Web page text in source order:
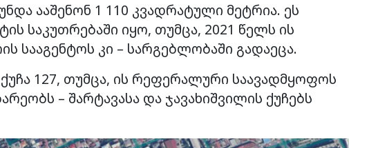
ააშენონ 1 110 კვადრატული მეტრია. ეს
საკუთრებაში იყო, თუმცა, 2021 წელს ის
სააგენტოს კი – სარგებლობაში გადაეცა.
127, თუმცა, ის რეფერალური საავადმყოფოს
– შარტავასა და ჯავახიშვილის ქუჩებს